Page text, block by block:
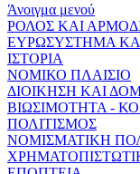
Άνοιγμα μενού
ΡΟΛΟΣ ΚΑΙ
ΕΥΡΩΣΥΣΤΗΜΑ
ΙΣΤΟΡΙΑ
ΝΟΜΙΚΟ ΠΛΑΙΣΙΟ
ΔΙΟΙΚΗΣΗ ΚΑΙ
ΒΙΩΣΙΜΟΤΗΤΑ -
ΠΟΛΙΤΙΣΜΟΣ
ΝΟΜΙΣΜΑΤΙΚΗ